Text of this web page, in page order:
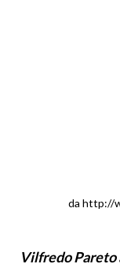
da
Vilfredo Pareto attorno al 1900 redasse il Principio